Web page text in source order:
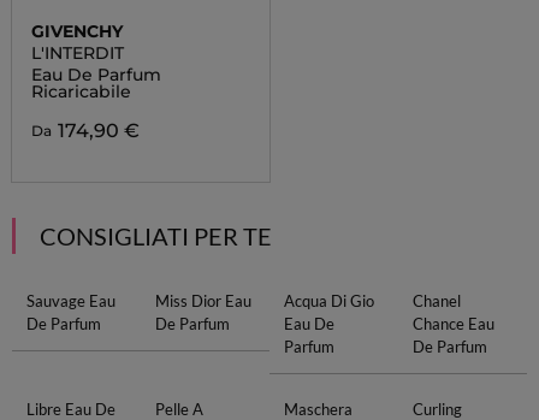
GIVENCHY
L'INTERDIT
Eau De Parfum
Ricaricabile
Da 174,90 €
CONSIGLIATI PER TE
Sauvage Eau
De Parfum
Miss Dior Eau
De Parfum
Acqua Di Gio
Eau De
Parfum
Chanel
Chance Eau
De Parfum
Libre Eau De
Pelle A
Maschera
Curling